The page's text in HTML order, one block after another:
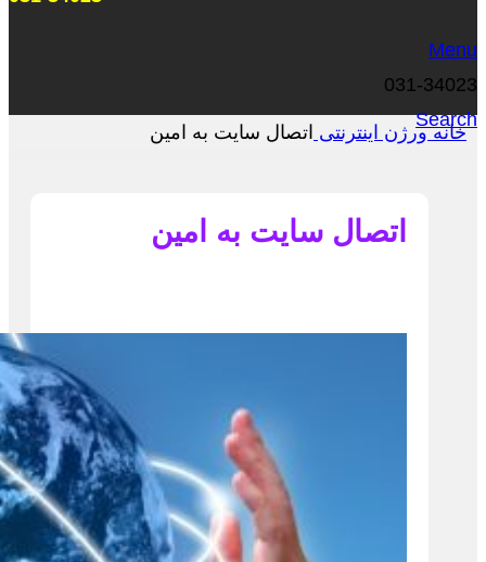
Menu
031-34023
Search
خانهورژن اینترنتی اتصال سایت به امین
اتصال سایت به امین